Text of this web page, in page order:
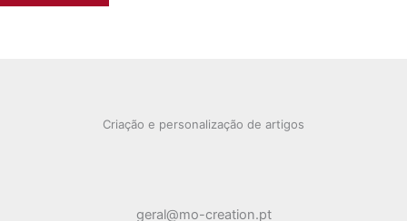
may
Criação e personalização de artigos
geral@mo-creation.pt